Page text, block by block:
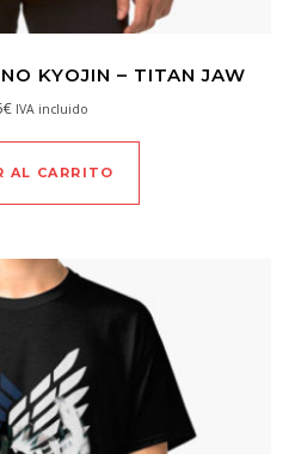
KYOJIN – TITAN JAW
€ IVA incluido
AL CARRITO